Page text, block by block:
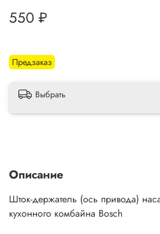
Предзаказ
550 ₽
Выбрать
Описание
Шток-держатель (ось привода)
кухонного комбайна Bosch